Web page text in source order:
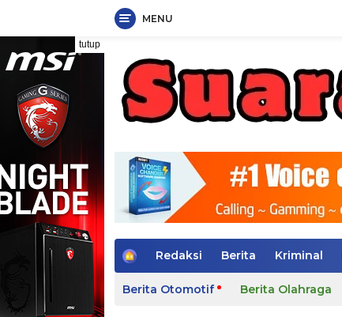
ke
MENU
tutup
H
m
e
Redaksi Berita Kriminal
Berita Otomotif Berita Olahraga